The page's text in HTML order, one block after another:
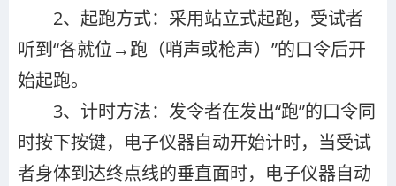
2、起跑方式：采用站立式起跑，受试者
听到“各就位→跑（哨声或枪声）”的口令后开
始起跑。
3、计时方法：发令者在发出“跑”的口令同
时按下按键，电子仪器自动开始计时，当受试
者身体到达终点线的垂直面时，电子仪器自动